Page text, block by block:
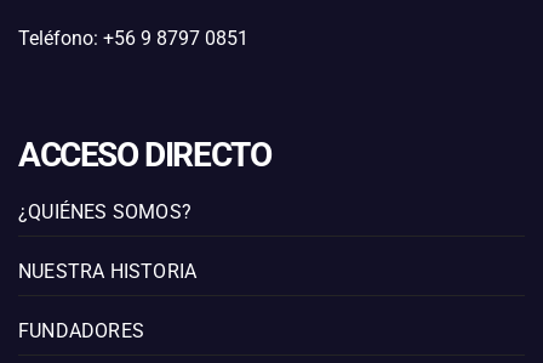
Teléfono: +56 9 8797 0851
ACCESO DIRECTO
¿QUIÉNES SOMOS?
NUESTRA HISTORIA
FUNDADORES